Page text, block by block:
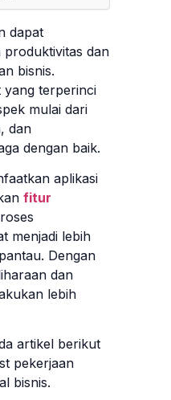
dapat
produktivitas dan
bisnis.
yang terperinci
mulai dari
dan
dengan baik.
aplikasi
fitur
menjadi lebih
Dengan
dan
lebih
artikel berikut
pekerjaan
bisnis.